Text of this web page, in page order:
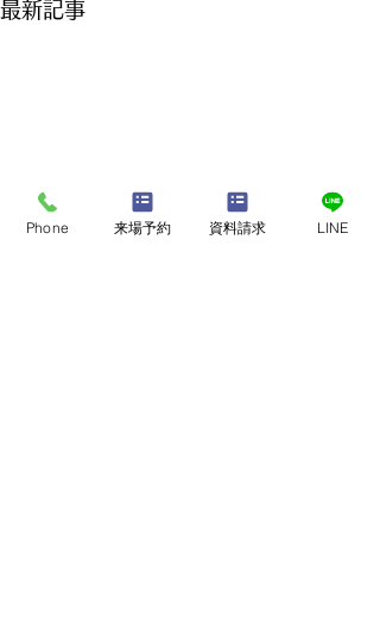
最新記事
Phone 来場予約 資料請求 LINE